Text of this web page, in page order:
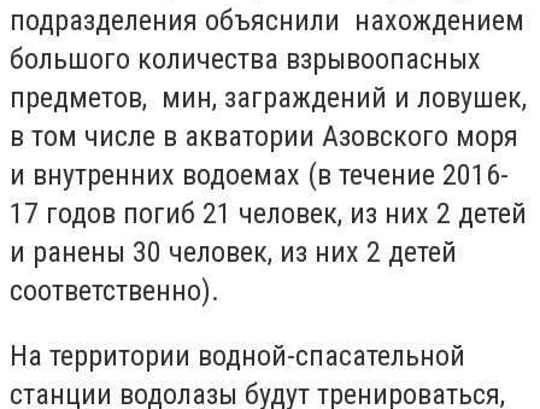
подразделения объяснили нахождением
большого количества взрывоопасных
предметов, мин, заграждений и ловушек,
в том числе в акватории Азовского моря
и внутренних водоемах (в течение 2016-
17 годов погиб 21 человек, из них 2 детей
и ранены 30 человек, из них 2 детей
соответственно).
На территории водной-спасательной
станции водолазы будут тренироваться,